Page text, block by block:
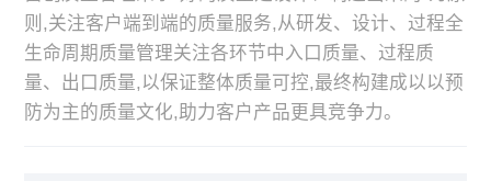
则,关注客户端到端的质量服务,从研发、设计、过程全
生命周期质量管理关注各环节中入口质量、过程质
量、出口质量,以保证整体质量可控,最终构建成以以预
防为主的质量文化,助力客户产品更具竞争力。